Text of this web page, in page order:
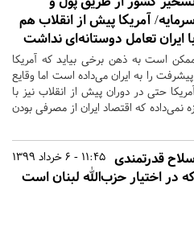
آمریکا پیش از انقلاب هم
ایران تعامل دوستانه‌ای نداشت
است به ذهن برخی بیاید که آمریکا
را به ایران می‌داده است اما وقایع
حتی در دوران پیش از انقلاب نیز با
نمی‌داده که اقتصاد ایران از مصرفی بودن
11:45 - 6 خرداد 1399 قدرتمندی
در اختیار حزب‌الله لبنان است